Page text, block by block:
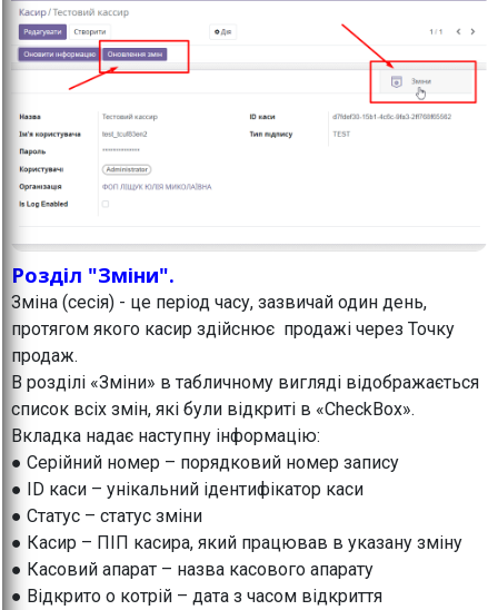
Розділ "Зміни".
Зміна (сесія) - це період часу, зазвичай один день,
протягом якого касир здійснює продажі через Точку
продаж.
В розділі «Зміни» в табличному вигляді відображається
список всіх змін, які були відкриті в «CheckBox».
Вкладка надає наступну інформацію:
● Серійний номер – порядковий номер запису
● ID каси – унікальний ідентифікатор каси
● Статус – статус зміни
● Касир – ПІП касира, який працював в указану зміну
● Касовий апарат – назва касового апарату
● Відкрито о котрій – дата з часом відкриття